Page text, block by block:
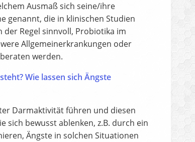
Ausmaß sich seine/ihre
genannt, die in klinischen Studien
Regel sinnvoll, Probiotika im
Allgemeinerkrankungen oder
werden.
Wie lassen sich Ängste
Darmaktivität führen und diesen
sich bewusst ablenken, z.B. durch ein
Ängste in solchen Situationen